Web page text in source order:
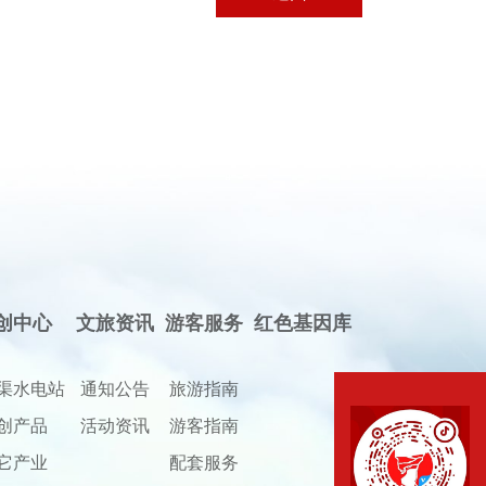
中心
水电站
产品
产业
文旅资讯
通知公告
活动资讯
游客服务
旅游指南
游客指南
配套服务
红色基因库